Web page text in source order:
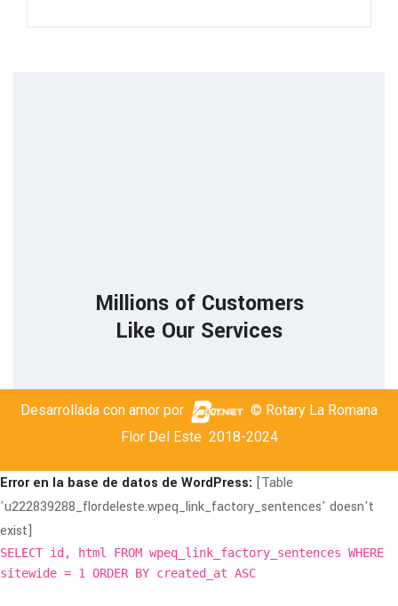
Millions of Customers
Like Our Services
Desarrollada con amor por
© Rotary La Romana
Flor Del Este 2018-2024
Error en la base de datos de WordPress: [Table
'u222839288_flordeleste.wpeq_link_factory_sentences' doesn't
exist]
SELECT id, html FROM wpeq_link_factory_sentences WHERE
sitewide = 1 ORDER BY created_at ASC